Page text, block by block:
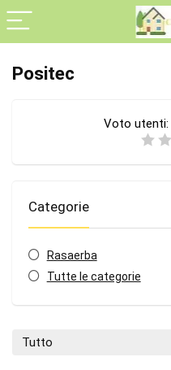
Positec
Voto utenti:
Categorie
Rasaerba
Tutte le categorie
Tutto